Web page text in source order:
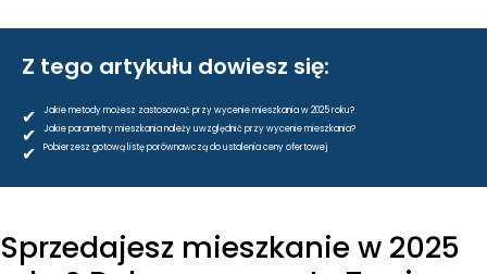
NIERUCHOMOŚCI
DRON
KREDYTOWANIE
BLOG
Z tego artykułu dowiesz się:
Jakie metody możesz zastosować przy wycenie mieszkania w 2025 roku?
✔ Jakie parametry mieszkania należy uwzględnić przy wycenie mieszkania?
✔ Pobierzesz gotową listę porównawczą do ustalenia ceny ofertowej
✔
Sprzedajesz mieszkanie w 2025